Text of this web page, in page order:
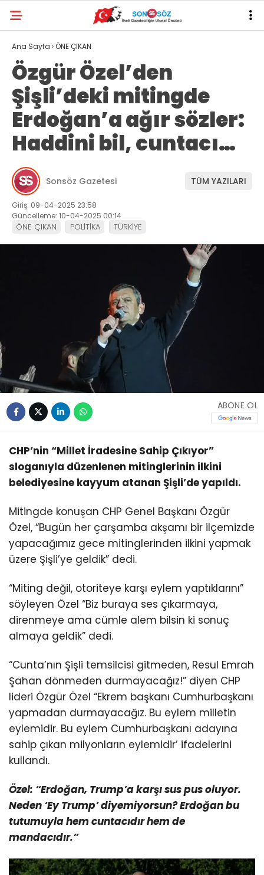
Ana Sayfa ›ÖNE ÇIKAN
Özgür Özel’den
Şişli’deki mitingde
Erdoğan’a ağır sözler:
Haddini bil, cuntacı…
Sonsöz Gazetesi TÜM YAZILARI
Giriş: 09-04-2025 23:58
Güncelleme: 10-04-2025 00:14
ÖNE ÇIKAN POLİTİKA TÜRKİYE
ABONE OL
CHP’nin “Millet İradesine Sahip Çıkıyor”
sloganıyla düzenlenen mitinglerinin ilkini
belediyesine kayyum atanan Şişli’de yapıldı.
Mitingde konuşan CHP Genel Başkanı Özgür
Özel, “Bugün her çarşamba akşamı bir ilçemizde
yapacağımız gece mitinglerinden ilkini yapmak
üzere Şişli’ye geldik” dedi.
“Miting değil, otoriteye karşı eylem yaptıklarını”
söyleyen Özel “Biz buraya ses çıkarmaya,
direnmeye ama cümle alem bilsin ki sonuç
almaya geldik” dedi.
“Cunta’nın Şişli temsilcisi gitmeden, Resul Emrah
Şahan dönmeden durmayacağız!” diyen CHP
lideri Özgür Özel “Ekrem başkanı Cumhurbaşkanı
yapmadan durmayacağız. Bu eylem milletin
eylemidir. Bu eylem Cumhurbaşkanı adayına
sahip çıkan milyonların eylemidir’ ifadelerini
kullandı.
Özel: “Erdoğan, Trump’a karşı sus pus oluyor.
Neden ‘Ey Trump’ diyemiyorsun? Erdoğan bu
tutumuyla hem cuntacıdır hem de
mandacıdır.”